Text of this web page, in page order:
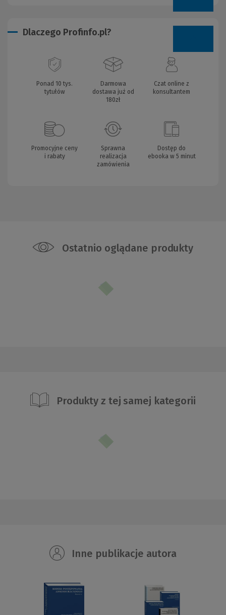
Dlaczego Profinfo.pl?
Ponad 10 tys.
tytułów
Darmowa
dostawa już od
180zł
Czat online z
konsultantem
Promocyjne ceny
i rabaty
Sprawna
realizacja
zamówienia
Dostęp do
ebooka w 5 minut
Ostatnio oglądane produkty
Produkty z tej samej kategorii
Inne publikacje autora